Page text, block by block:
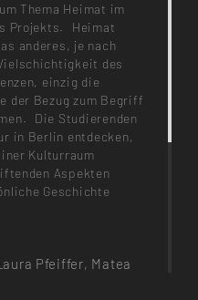
Thema Heimat im
Projekts. Heimat
anderes, je nach
des
einzig die
der Bezug zum Begriff
Die Studierenden
in Berlin entdecken,
Kulturraum
Aspekten
Geschichte
Pfeiffer, Matea